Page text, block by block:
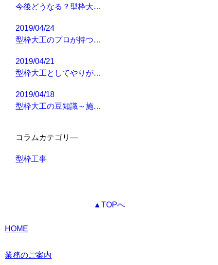
今後どうなる？型枠大…
2019/04/24
型枠大工のプロが持つ…
2019/04/21
型枠大工としてやりが…
2019/04/18
型枠大工の豆知識～施…
コラムカテゴリ―
型枠工事
▲TOPへ
HOME
業務のご案内